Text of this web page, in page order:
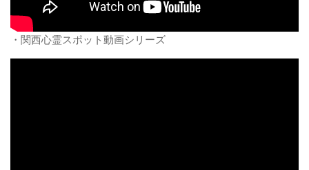
・関西心霊スポット動画シリーズ